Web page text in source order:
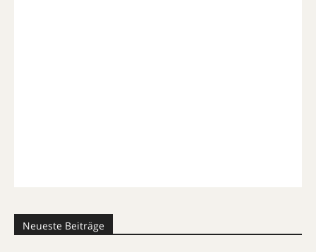
Neueste Beiträge